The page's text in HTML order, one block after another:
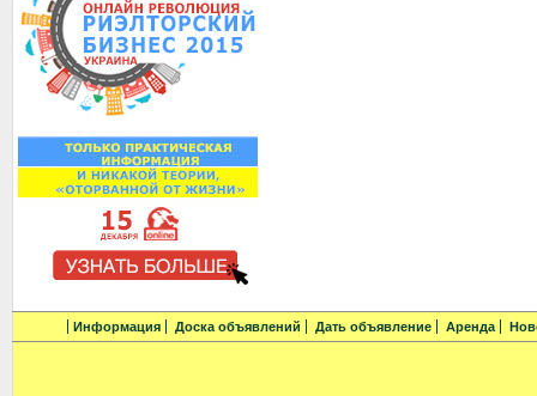
Информация Доска объявлений Дать объявление Аренда